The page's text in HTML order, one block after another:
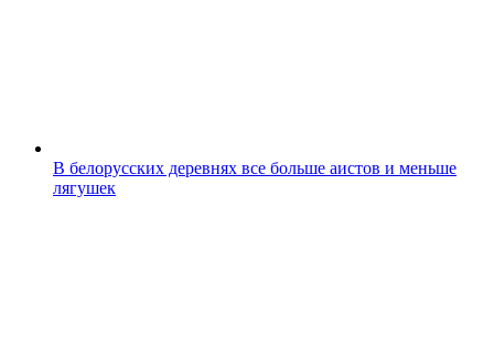
В белорусских деревнях все больше аистов и меньше
лягушек